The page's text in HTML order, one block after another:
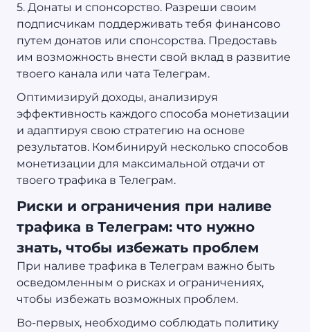
5. Донаты и спонсорство. Разреши своим
подписчикам поддерживать тебя финансово
путем донатов или спонсорства. Предоставь
им возможность внести свой вклад в развитие
твоего канала или чата Телеграм.
Оптимизируй доходы, анализируя
эффективность каждого способа монетизации
и адаптируя свою стратегию на основе
результатов. Комбинируй несколько способов
монетизации для максимальной отдачи от
твоего трафика в Телеграм.
Риски и ограничения при наливе
трафика в Телеграм: что нужно
знать, чтобы избежать проблем
При наливе трафика в Телеграм важно быть
осведомленным о рисках и ограничениях,
чтобы избежать возможных проблем.
Во-первых, необходимо соблюдать политику